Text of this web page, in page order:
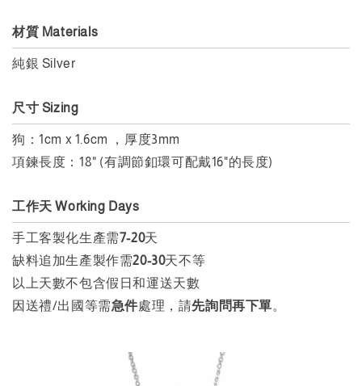
材質 Materials
純銀 Silver
尺寸 Sizing
狗：1cm x 1.6cm ， 厚度3mm
項鍊長度：18" (有調節釦環可配戴16"的長度)
工作天 Working Days
手工客製化生產需7-20天
缺料追加生產製作需20-30天不等
以上天數不包含假日和運送天數
因送禮/出國等需急件處理，請先詢問再下單。